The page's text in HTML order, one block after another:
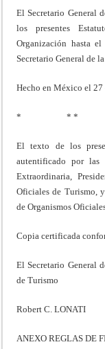
El Secretario General
los presentes
Organización hasta
Secretario General de
Hecho en México el 27
* * *
El texto de los
autentificado por las
Extraordinaria,
Oficiales de Turismo,
de Organismos
Copia certificada
El Secretario General
de Turismo
Robert C. LONATI
ANEXO REGLAS DE